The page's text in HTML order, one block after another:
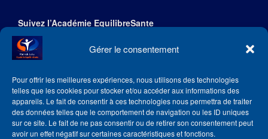
Gérer le consentement
Pour offrir les meilleures expériences, nous utilisons des technologies
telles que les cookies pour stocker et/ou accéder aux informations des
appareils. Le fait de consentir à ces technologies nous permettra de traiter
des données telles que le comportement de navigation ou les ID uniques
sur ce site. Le fait de ne pas consentir ou de retirer son consentement peut
avoir un effet négatif sur certaines caractéristiques et fonctions.
Suivez l’Académie EquilibreSante